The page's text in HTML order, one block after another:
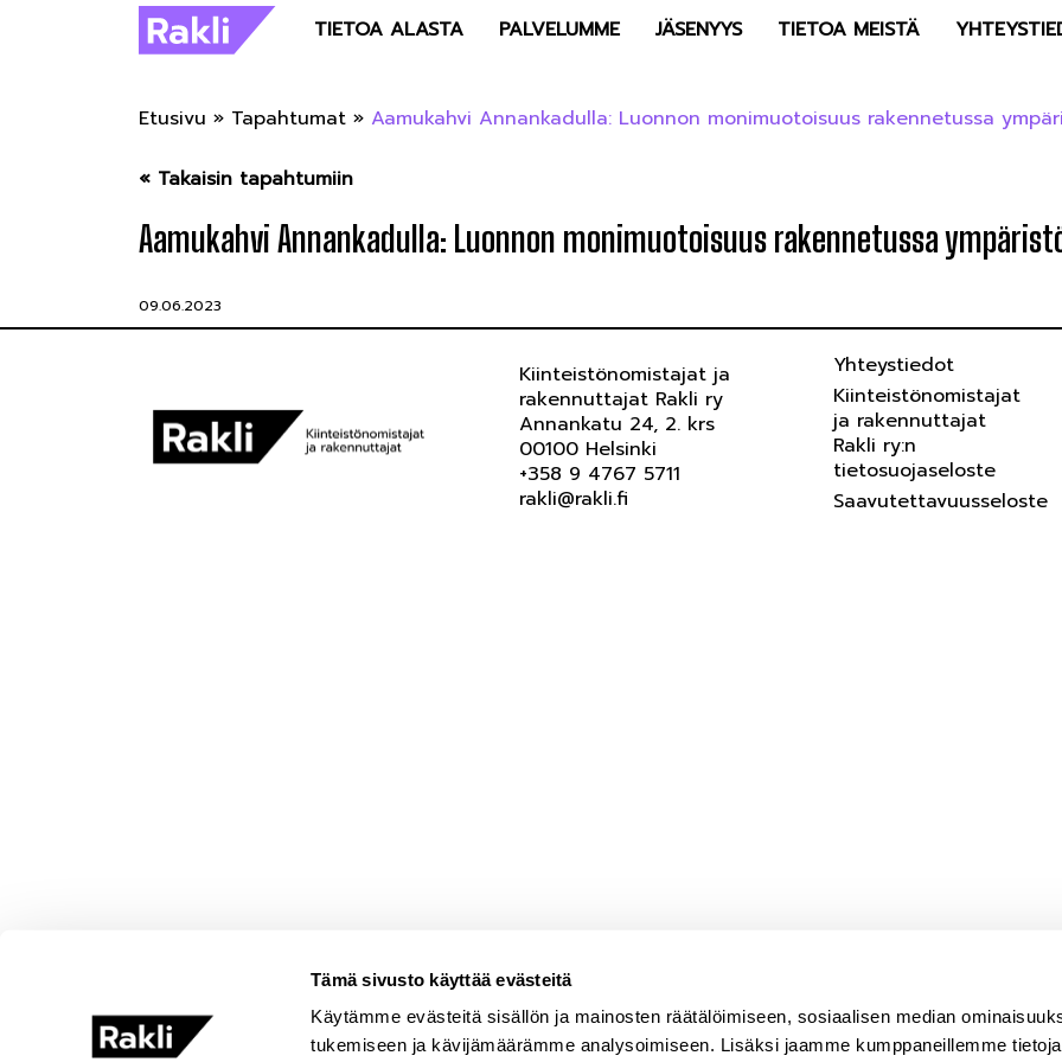
Tämä sivusto käyttää evästeitä
Käytämme evästeitä sisällön ja mainosten räätälöimiseen, sosiaalisen median
tukemiseen ja kävijämäärämme analysoimiseen. Lisäksi jaamme kumppaneillemme
TIETOA ALASTA PALVELUMME JÄSENYYS TIETOA MEISTÄ
Etusivu » Tapahtumat » Aamukahvi Annankadulla: Luonnon monimuotoisuus rakennetussa
« Takaisin tapahtumiin
Aamukahvi Annankadulla: Luonnon monimuotoisuus rakennetussa
09.06.2023
Kiinteistönomistajat ja
rakennuttajat Rakli ry
Annankatu 24, 2. krs
00100 Helsinki
+358 9 4767 5711
rakli@rakli.fi
Yhteystiedot
Kiinteistönomistajat
ja rakennuttajat
Rakli ry:n
tietosuojaseloste
Saavutettavuusseloste